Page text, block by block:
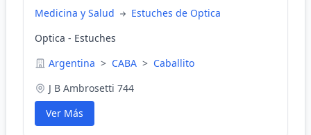
Medicina y Salud
Estuches de Optica
Optica - Estuches
Argentina > CABA > Caballito
J B Ambrosetti 744
Ver Más